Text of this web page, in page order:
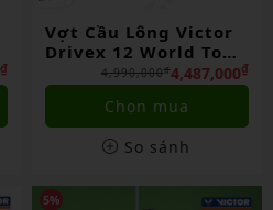
₫
Vợt Cầu Lông Victor
Drivex 12 World Tour
Final 2025 Lmt Chính
Hãng
4,487,000₫
4,990,000₫
Chọn mua
So sánh
5%